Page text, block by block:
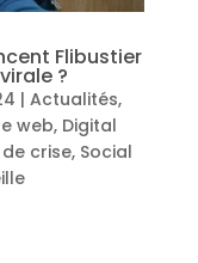
Flibustier
?
| Actualités,
web, Digital
crise, Social